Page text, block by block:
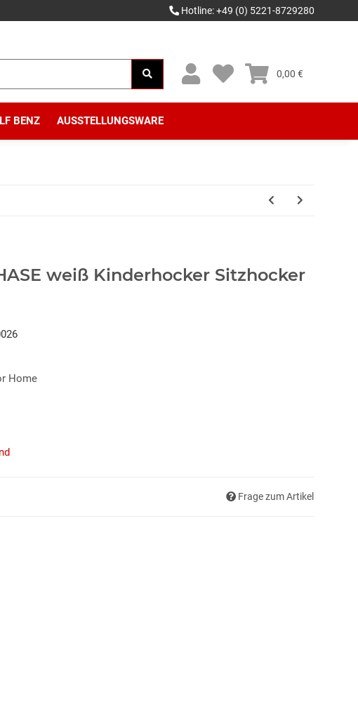
Hotline: +49 (0) 5221-8729280
0,00 €
BENZ AUSSTELLUNGSWARE
weiß Kinderhocker Sitzhocker
Home
Frage zum Artikel